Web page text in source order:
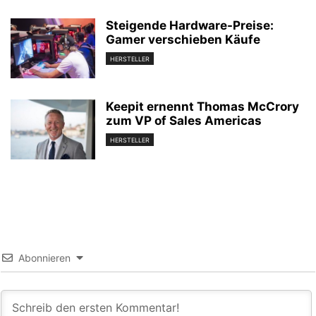
Steigende Hardware-Preise:
Gamer verschieben Käufe
HERSTELLER
Keepit ernennt Thomas McCrory
zum VP of Sales Americas
HERSTELLER
Abonnieren